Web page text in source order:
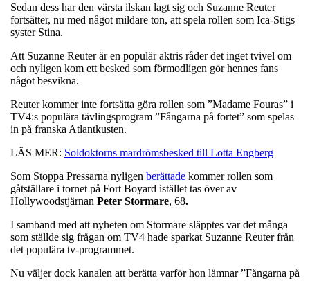
Sedan dess har den värsta ilskan lagt sig och Suzanne Reuter
fortsätter, nu med något mildare ton, att spela rollen som Ica-Stigs
syster Stina.
Att Suzanne Reuter är en populär aktris råder det inget tvivel om
och nyligen kom ett besked som förmodligen gör hennes fans
något besvikna.
Reuter kommer inte fortsätta göra rollen som ”Madame Fouras” i
TV4:s populära tävlingsprogram ”Fångarna på fortet” som spelas
in på franska Atlantkusten.
LÄS MER: Soldoktorns mardrömsbesked till Lotta Engberg
Som Stoppa Pressarna nyligen berättade kommer rollen som
gåtställare i tornet på Fort Boyard istället tas över av
Hollywoodstjärnan Peter Stormare, 68.
I samband med att nyheten om Stormare släpptes var det många
som ställde sig frågan om TV4 hade sparkat Suzanne Reuter från
det populära tv-programmet.
Nu väljer dock kanalen att berätta varför hon lämnar ”Fångarna på